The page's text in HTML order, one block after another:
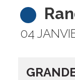
04